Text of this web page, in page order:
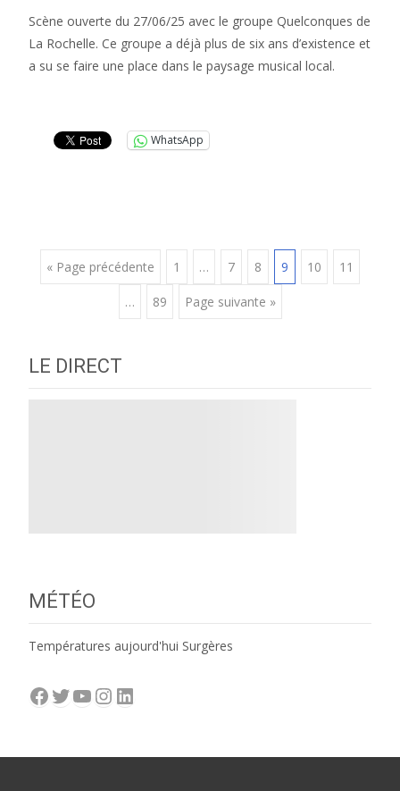
Scène ouverte du 27/06/25 avec le groupe Quelconques de
La Rochelle. Ce groupe a déjà plus de six ans d’existence et
a su se faire une place dans le paysage musical local.
WhatsApp
Posts
navigation
« Page précédente 1 … 7 8 9 10 11
… 89 Page suivante »
LE DIRECT
MÉTÉO
Températures aujourd'hui Surgères
Facebook
Twitter
YouTube
Instagram
LinkedIn